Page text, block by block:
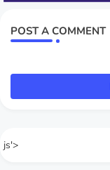
POST A COMMENT
js'>